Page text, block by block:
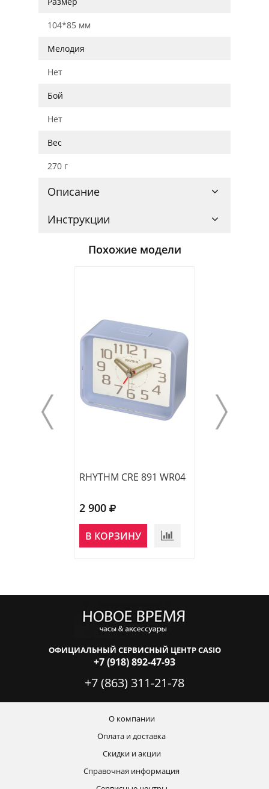
104*85 мм
Мелодия
Нет
Бой
Нет
Вес
270 г
Описание
Инструкции
Похожие модели
RHYTHM CRE 891 WR04
2 900
В КОРЗИНУ
ОФИЦИАЛЬНЫЙ СЕРВИСНЫЙ ЦЕНТР CASIO
+7 (918) 892-47-93
+7 (863) 311-21-78
О компании
Оплата и доставка
Скидки и акции
Справочная информация